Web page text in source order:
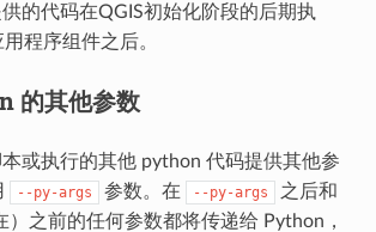
的代码在QGIS初始化阶段的后期执
程序组件之后。
的其他参数
本或执行的其他 python 代码提供其他参
--py-args 参数。在 --py-args
之后和
）之前的任何参数都将传递给 Python，